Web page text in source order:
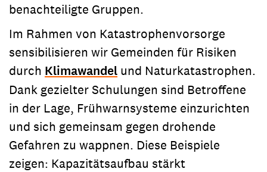
benachteiligte Gruppen.
Im Rahmen von Katastrophenvorsorge
sensibilisieren wir Gemeinden für Risiken
durch Klimawandel und Naturkatastrophen.
Dank gezielter Schulungen sind Betroffene
in der Lage, Frühwarnsysteme einzurichten
und sich gemeinsam gegen drohende
Gefahren zu wappnen. Diese Beispiele
zeigen: Kapazitätsaufbau stärkt